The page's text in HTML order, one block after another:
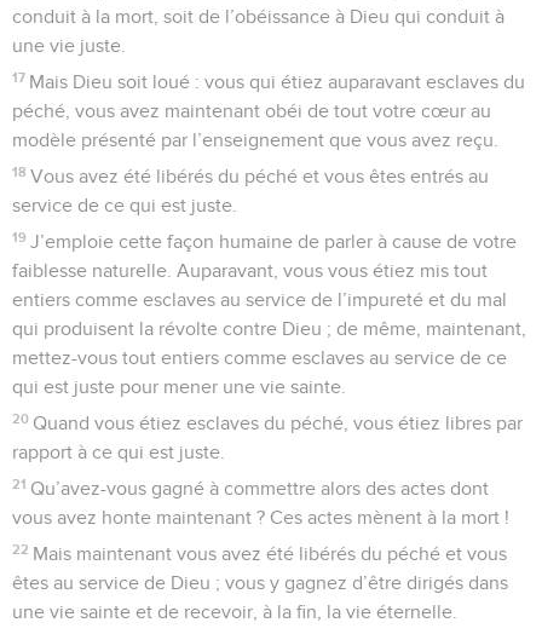
conduit à la mort, soit de l’obéissance à Dieu qui conduit à
une vie juste.
17 Mais Dieu soit loué : vous qui étiez auparavant esclaves du
péché, vous avez maintenant obéi de tout votre cœur au
modèle présenté par l’enseignement que vous avez reçu.
18 Vous avez été libérés du péché et vous êtes entrés au
service de ce qui est juste.
19 J’emploie cette façon humaine de parler à cause de votre
faiblesse naturelle. Auparavant, vous vous étiez mis tout
entiers comme esclaves au service de l’impureté et du mal
qui produisent la révolte contre Dieu ; de même, maintenant,
mettez-vous tout entiers comme esclaves au service de ce
qui est juste pour mener une vie sainte.
20 Quand vous étiez esclaves du péché, vous étiez libres par
rapport à ce qui est juste.
21 Qu’avez-vous gagné à commettre alors des actes dont
vous avez honte maintenant ? Ces actes mènent à la mort !
22 Mais maintenant vous avez été libérés du péché et vous
êtes au service de Dieu ; vous y gagnez d’être dirigés dans
une vie sainte et de recevoir, à la fin, la vie éternelle.